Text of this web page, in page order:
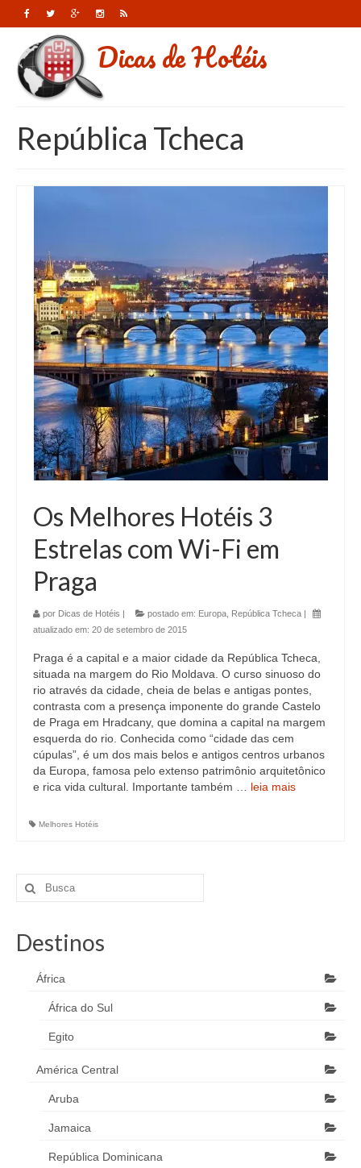
Dicas de Hotéis
República Tcheca
Os Melhores Hotéis 3
Estrelas com Wi-Fi em
Praga
por Dicas de Hotéis | postado em: Europa República Tcheca |
atualizado em: 20 de setembro de 2015
Praga é a capital e a maior cidade da República Tcheca,
situada na margem do Rio Moldava. O curso sinuoso do
rio através da cidade, cheia de belas e antigas pontes,
contrasta com a presença imponente do grande Castelo
de Praga em Hradcany, que domina a capital na margem
esquerda do rio. Conhecida como “cidade das cem
cúpulas”, é um dos mais belos e antigos centros urbanos
da Europa, famosa pelo extenso patrimônio arquitetônico
e rica vida cultural. Importante também … leia mais
Melhores Hotéis
Destinos
África
África do Sul
Egito
América Central
Aruba
Jamaica
República Dominicana